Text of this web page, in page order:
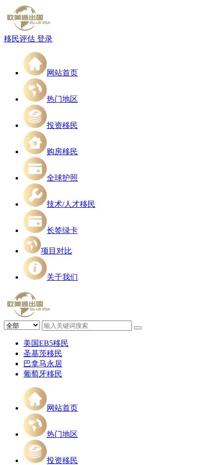
移民评估 登录
网站首页
热门地区
投资移民
购房移民
全球护照
技术/人才移民
长签绿卡
项目对比
关于我们
美国EB5移民
圣基茨移民
巴拿马永居
葡萄牙移民
网站首页
热门地区
投资移民